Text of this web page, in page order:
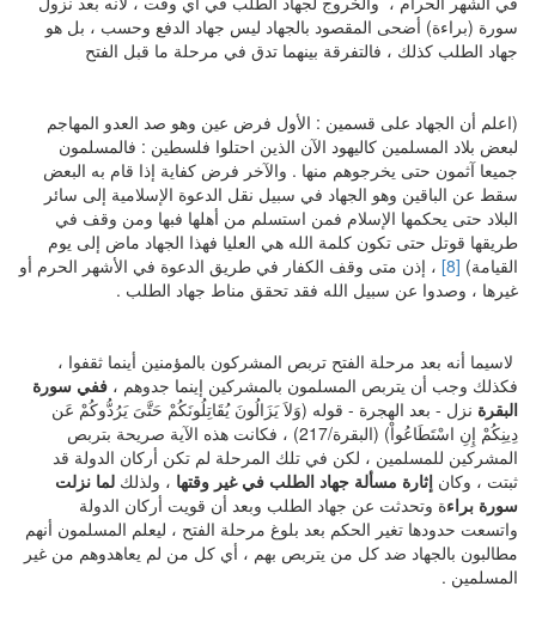
سورة (براءة) أضحى المقصود بالجهاد ليس جهاد الدفع وحسب ، بل هو
جهاد الطلب كذلك ، فالتفرقة بينهما تدق في مرحلة ما قبل الفتح
(اعلم أن الجهاد على قسمين : الأول فرض عين وهو صد العدو المهاجم
لبعض بلاد المسلمين كاليهود الآن الذين احتلوا فلسطين : فالمسلمون
جميعا آثمون حتى يخرجوهم منها . والآخر فرض كفاية إذا قام به البعض
سقط عن الباقين وهو الجهاد في سبيل نقل الدعوة الإسلامية إلى سائر
البلاد حتى يحكمها الإسلام فمن استسلم من أهلها فبها ومن وقف في
طريقها قوتل حتى تكون كلمة الله هي العليا فهذا الجهاد ماض إلى يوم
القيامة) [8]
، إذن متى وقف الكفار في طريق الدعوة في الأشهر الحرم أو
غيرها ، وصدوا عن سبيل الله فقد تحقق مناط جهاد الطلب .
لاسيما أنه بعد مرحلة الفتح تربص المشركون بالمؤمنين أينما ثقفوا ،
فكذلك وجب أن يتربص المسلمون بالمشركين إينما جدوهم ، ففي سورة
البقرة نزل - بعد الهجرة - قوله (وَلاَ يَزَالُونَ يُقَاتِلُونَكُمْ حَتَّىَ يَرُدُّوكُمْ عَن
دِينِكُمْ إِنِ اسْتَطَاعُواْ) (البقرة/217) ، فكانت هذه الآية صريحة بتربص
المشركين للمسلمين ، لكن في تلك المرحلة لم تكن أركان الدولة قد
ثبتت ، وكان إثارة مسألة جهاد الطلب في غير وقتها ، ولذلك لما نزلت
سورة براءة وتحدثت عن جهاد الطلب وبعد أن قويت أركان الدولة
واتسعت حدودها تغير الحكم بعد بلوغ مرحلة الفتح ، ليعلم المسلمون أنهم
مطالبون بالجهاد ضد كل من يتربص بهم ، أي كل من لم يعاهدوهم من غير
المسلمين .